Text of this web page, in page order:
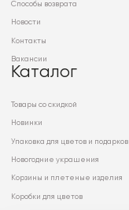
Способы возврата
Новости
Контакты
Вакансии
Каталог
Товары со скидкой
Новинки
Упаковка для цветов и подарков
Новогодние украшения
Корзины и плетеные изделия
Коробки для цветов